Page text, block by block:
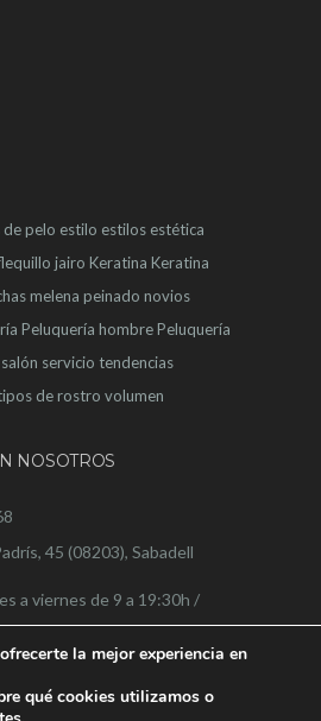
pelo estilo estilos estética
jairo Keratina Keratina
melena peinado novios
Peluquería hombrePeluquería
salón servicio tendencias
de rostro volumen
NOSOTROS
45 (08203), Sabadell
a viernes de 9 a 19:30h /
la mejor experiencia en
qué cookies utilizamos o